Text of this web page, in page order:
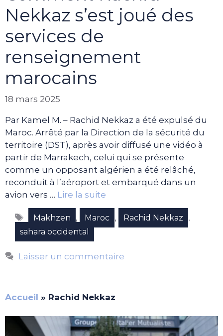
Nekkaz s’est joué des
services de
renseignement
marocains
18 mars 2025
Par Kamel M. – Rachid Nekkaz a été expulsé du
Maroc. Arrêté par la Direction de la sécurité du
territoire (DST), après avoir diffusé une vidéo à
partir de Marrakech, celui qui se présente
comme un opposant algérien a été relâché,
reconduit à l’aéroport et embarqué dans un
avion vers … Lire la suite
Étiquettes
Makhzen , Maroc , Rachid Nekkaz ,
sahara occidental
Laisser un commentaire
Accueil » Rachid Nekkaz